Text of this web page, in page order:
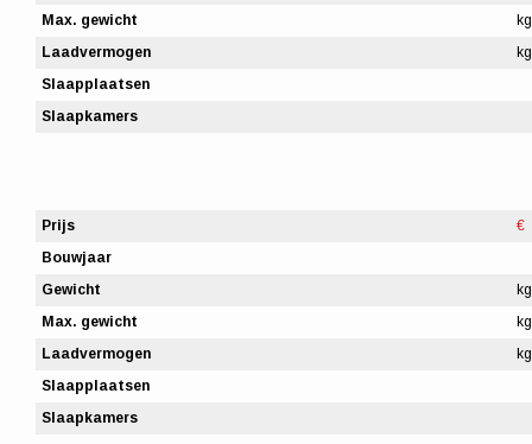
Max. gewicht
kg
Laadvermogen
kg
Slaapplaatsen
Slaapkamers
Prijs
€
Bouwjaar
Gewicht
kg
Max. gewicht
kg
Laadvermogen
kg
Slaapplaatsen
Slaapkamers